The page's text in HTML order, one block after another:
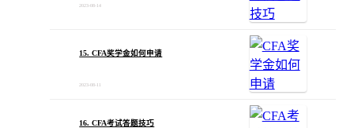
2023-08-14
15. CFA奖学金如何申请
2023-08-11
16. CFA考试答题技巧